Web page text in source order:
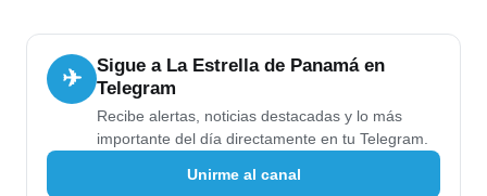
✈
Sigue a La Estrella de Panamá en
Telegram
Recibe alertas, noticias destacadas y lo más
importante del día directamente en tu Telegram.
Unirme al canal